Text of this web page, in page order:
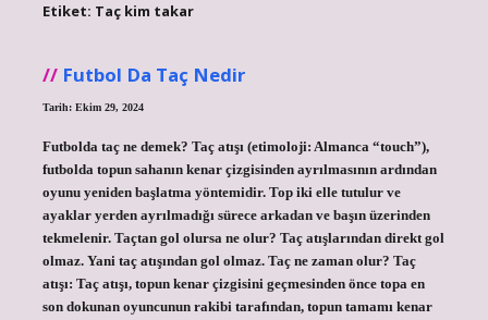
Etiket: Taç kim takar
Futbol Da Taç Nedir
Tarih: Ekim 29, 2024
Futbolda taç ne demek? Taç atışı (etimoloji: Almanca “touch”),
futbolda topun sahanın kenar çizgisinden ayrılmasının ardından
oyunu yeniden başlatma yöntemidir. Top iki elle tutulur ve
ayaklar yerden ayrılmadığı sürece arkadan ve başın üzerinden
tekmelenir. Taçtan gol olursa ne olur? Taç atışlarından direkt gol
olmaz. Yani taç atışından gol olmaz. Taç ne zaman olur? Taç
atışı: Taç atışı, topun kenar çizgisini geçmesinden önce topa en
son dokunan oyuncunun rakibi tarafından, topun tamamı kenar